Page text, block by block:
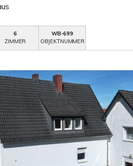
6
ZIMMER
WB-699
OBJEKTNUMMER